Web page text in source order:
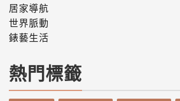
居家導航
世界脈動
錶藝生活
熱門標籤